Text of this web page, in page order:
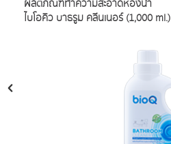
ผลิตภัณฑ์ทำความสะอาดห้องน้ำ
ไบโอคิว บาธรูม คลีนเนอร์(1,000 ml.)